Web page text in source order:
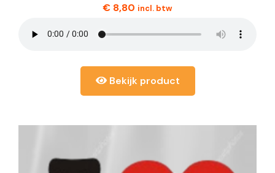
€ 8,80 incl. btw
Bekijk product